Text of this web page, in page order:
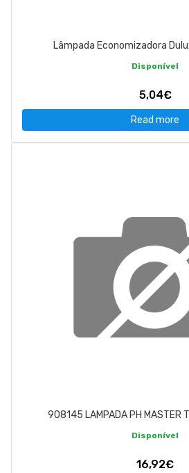
Lâmpada Economizadora
Disponível
5,04€
Read more
908145 LAMPADA PH MASTER
Disponível
16,92€